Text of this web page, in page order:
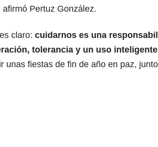
Pertuz González.
claro: cuidarnos es una
tolerancia y un uso
unas fiestas de fin de año en paz,